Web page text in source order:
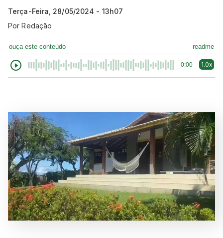
Terça-Feira, 28/05/2024 - 13h07
PorRedação
ouça este conteúdo readme
0:00 1.0x